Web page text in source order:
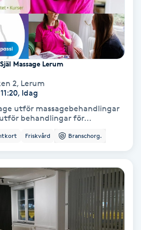
Massage Lerum
2, Lerum
Idag
utför massagebehandlingar
behandlingar för...
Friskvård Branschorg.